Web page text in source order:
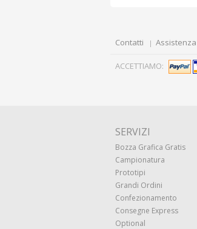
Contatti Assistenza
ACCETTIAMO:
SERVIZI
Bozza Grafica Gratis
Campionatura
Prototipi
Grandi Ordini
Confezionamento
Consegne Express
Optional